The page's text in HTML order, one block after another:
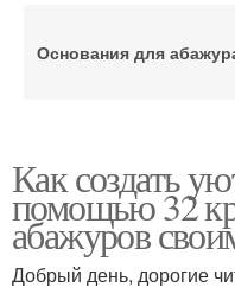
Основания для
Декор в абажур
Как создать
помощью 32
абажуров
Добрый день, дорогие